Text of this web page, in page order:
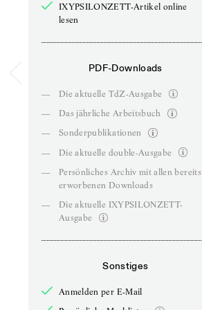
IXYPSILONZETT-Artikel online
lesen
PDF-Downloads
—
Die aktuelle TdZ-Ausgabe
—
Das jährliche Arbeitsbuch
—
Sonderpublikationen
—
Die aktuelle double-Ausgabe
—
Persönliches Archiv mit allen bereits
erworbenen Downloads
—
Die aktuelle IXYPSILONZETT-
Ausgabe
Sonstiges
Anmelden per E-Mail